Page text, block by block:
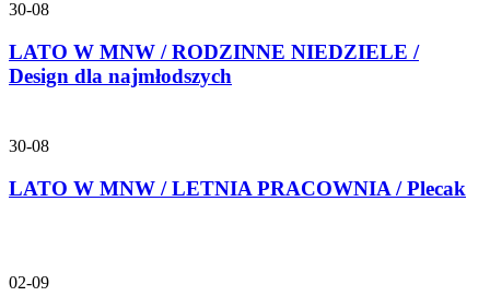
30-08
LATO W MNW / RODZINNE NIEDZIELE /
Design dla najmłodszych
30-08
LATO W MNW / LETNIA PRACOWNIA / Plecak
02-09